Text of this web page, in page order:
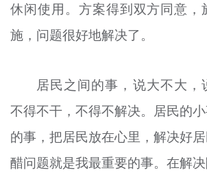
休闲使用。方案得到双方同意，
施，问题很好地解决了。
居民之间的事，说大不大，
不得不干，不得不解决。居民的
的事，把居民放在心里，解决好
醋问题就是我最重要的事。在解